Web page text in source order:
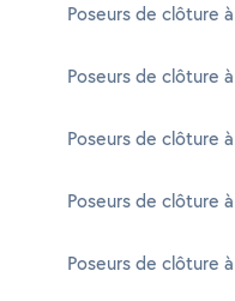
Poseurs de clôture
Poseurs de clôture
Poseurs de clôture
Poseurs de clôture
Poseurs de clôture